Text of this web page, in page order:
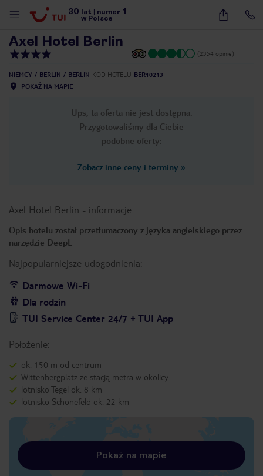
30 lat numer 1
w Polsce
20
Axel Hotel Berlin
(2354 opinie)
NIEMCY BERLIN BERLIN KOD HOTELU BER10213
POKAŻ NA MAPIE
Ups, ta oferta nie jest dostępna.
Przygotowaliśmy dla Ciebie
podobne oferty:
Zobacz inne ceny i terminy »
Axel Hotel Berlin - informacje
Opis hotelu został przetłumaczony z języka angielskiego przez
narzędzie DeepL
Najpopularniejsze udogodnienia:
Darmowe Wi-Fi
Dla rodzin
TUI Service Center 24/7 + TUI App
Położenie:
ok. 150 m od centrum
Wittenbergplatz ze stacją metra w okolicy
lotnisko Tegel ok. 8 km
lotnisko Schönefeld ok. 22 km
Pokaż na mapie